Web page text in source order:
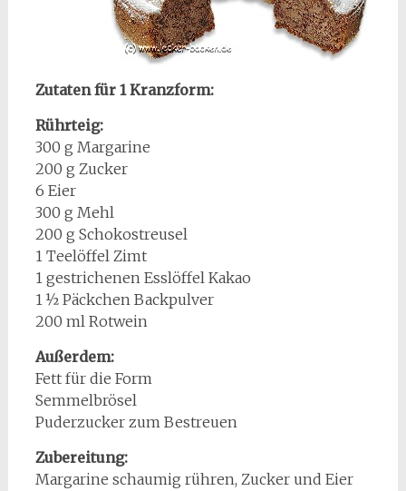
Zutaten für 1 Kranzform:
Rührteig:
300 g Margarine
200 g Zucker
6 Eier
300 g Mehl
200 g Schokostreusel
1 Teelöffel Zimt
1 gestrichenen Esslöffel Kakao
1 ½ Päckchen Backpulver
200 ml Rotwein
Außerdem:
Fett für die Form
Semmelbrösel
Puderzucker zum Bestreuen
Zubereitung:
Margarine schaumig rühren, Zucker und Eier